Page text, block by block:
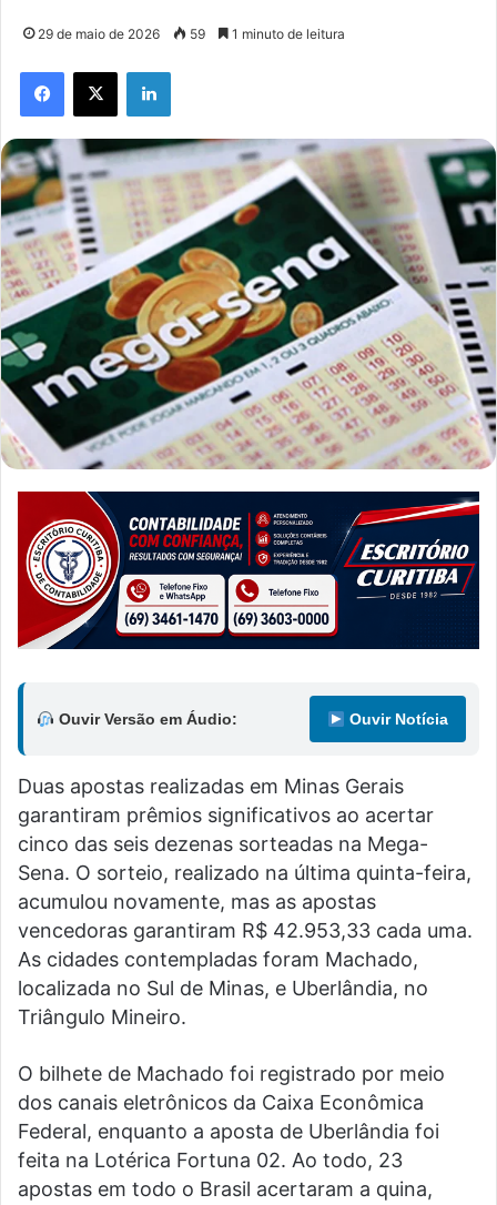
29 de maio de 2026 59 1 minuto de leitura
Facebook
X Linkedin
Ouvir Versão em Áudio: Ouvir Notícia
Duas apostas realizadas em Minas Gerais
garantiram prêmios significativos ao acertar
cinco das seis dezenas sorteadas na Mega-
Sena. O sorteio, realizado na última quinta-feira,
acumulou novamente, mas as apostas
vencedoras garantiram R$ 42.953,33 cada uma.
As cidades contempladas foram Machado,
localizada no Sul de Minas, e Uberlândia, no
Triângulo Mineiro.
O bilhete de Machado foi registrado por meio
dos canais eletrônicos da Caixa Econômica
Federal, enquanto a aposta de Uberlândia foi
feita na Lotérica Fortuna 02. Ao todo, 23
apostas em todo o Brasil acertaram a quina,